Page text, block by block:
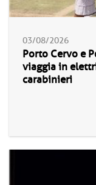
03/08/2026
Porto Cervo e
viaggia in
carabinieri